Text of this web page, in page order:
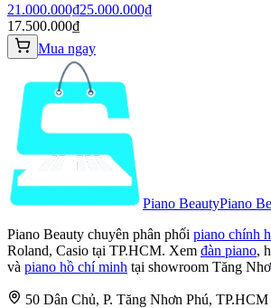
21.000.000₫25.000.000₫
17.500.000₫
Mua ngay
Piano BeautyPiano
Piano Beauty chuyên phân phối piano chính
Roland, Casio tại TP.HCM. Xem đàn piano,
và piano hồ chí minh tại showroom Tăng
50 Dân Chủ, P. Tăng Nhơn Phú, TP.HCM